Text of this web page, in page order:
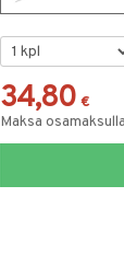
34,80 €
Maksa